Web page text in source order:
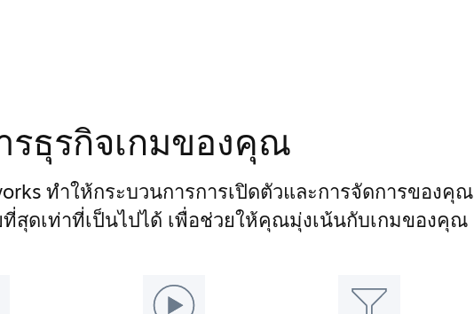
รธุรกิจเกมของคุณ
ทำให้กระบวนการการเปิดตัวและการจัดการของคุณ
ที่สุดเท่าที่เป็นไปได้ เพื่อช่วยให้คุณมุ่งเน้นกับเกมของคุณ